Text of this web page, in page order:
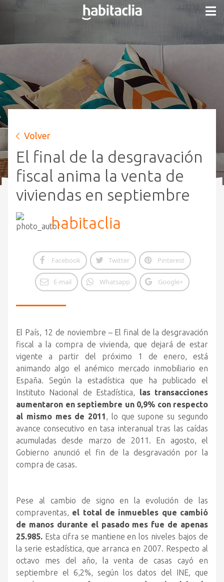
Volver
El final de la desgravación
fiscal anima la venta de
viviendas en septiembre
habitaclia
Facebook Twitter Pinterest
E-mail Whatsapp Google+
El País, 12 de noviembre – El final de la desgravación
fiscal a la compra de vivienda, que dejará de estar
vigente a partir del próximo 1 de enero, está
animando algo el anémico mercado inmobiliario en
España. Según la estadística que ha publicado el
Instituto Nacional de Estadística, las transacciones
aumentaron en septiembre un 0,9% con respecto
al mismo mes de 2011, lo que supone su segundo
avance consecutivo en tasa interanual tras las caídas
acumuladas desde marzo de 2011. En agosto, el
Gobierno anunció el fin de la desgravación por la
compra de casas.
Pese al cambio de signo en la evolución de las
compraventas, el total de inmuebles que cambió
de manos durante el pasado mes fue de apenas
25.985. Esta cifra se mantiene en los niveles bajos de
la serie estadística, que arranca en 2007. Respecto al
octavo mes del año, la venta de casas cayó en
septiembre el 6,2%, según los datos del INE, que